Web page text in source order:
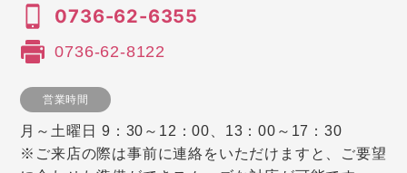
0736-62-6355
0736-62-8122
営業時間
月～土曜日 9：30～12：00、13：00～17：30
※ご来店の際は事前に連絡をいただけますと、ご要望